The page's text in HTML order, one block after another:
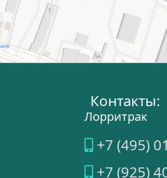
Контакты:
Лорритрак
+7 (495)
+7 (925)